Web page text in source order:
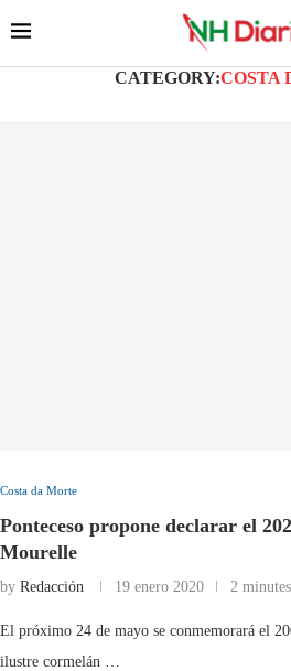
CATEGORY:COSTA
Costa da Morte
Ponteceso propone declarar el
Mourelle
by Redacción 19 enero 2020 2
El próximo 24 de mayo se conmemorará el
ilustre cormelán …